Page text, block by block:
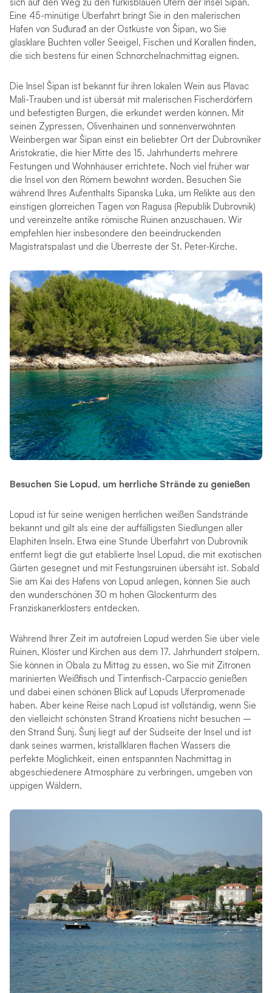
Eine 45-minütige Überfahrt bringt Sie in den malerischen
Hafen von Suđurađ an der Ostküste von Šipan, wo Sie
glasklare Buchten voller Seeigel, Fischen und Korallen finden,
die sich bestens für einen Schnorchelnachmittag eignen.
Die Insel Šipan ist bekannt für ihren lokalen Wein aus Plavac
Mali-Trauben und ist übersät mit malerischen Fischerdörfern
und befestigten Burgen, die erkundet werden können. Mit
seinen Zypressen, Olivenhainen und sonnenverwöhnten
Weinbergen war Šipan einst ein beliebter Ort der Dubrovniker
Aristokratie, die hier Mitte des 15. Jahrhunderts mehrere
Festungen und Wohnhäuser errichtete. Noch viel früher war
die Insel von den Römern bewohnt worden. Besuchen Sie
während Ihres Aufenthalts Sipanska Luka, um Relikte aus den
einstigen glorreichen Tagen von Ragusa (Republik Dubrovnik)
und vereinzelte antike römische Ruinen anzuschauen. Wir
empfehlen hier insbesondere den beeindruckenden
Magistratspalast und die Überreste der St. Peter-Kirche.
Besuchen Sie Lopud, um herrliche Strände zu genießen
Lopud ist für seine wenigen herrlichen weißen Sandstrände
bekannt und gilt als eine der auffälligsten Siedlungen aller
Elaphiten Inseln. Etwa eine Stunde Überfahrt von Dubrovnik
entfernt liegt die gut etablierte Insel Lopud, die mit exotischen
Gärten gesegnet und mit Festungsruinen übersäht ist. Sobald
Sie am Kai des Hafens von Lopud anlegen, können Sie auch
den wunderschönen 30 m hohen Glockenturm des
Franziskanerklosters entdecken.
Während Ihrer Zeit im autofreien Lopud werden Sie über viele
Ruinen, Klöster und Kirchen aus dem 17. Jahrhundert stolpern.
Sie können in Obala zu Mittag zu essen, wo Sie mit Zitronen
marinierten Weißfisch und Tintenfisch-Carpaccio genießen
und dabei einen schönen Blick auf Lopuds Uferpromenade
haben. Aber keine Reise nach Lopud ist vollständig, wenn Sie
den vielleicht schönsten Strand Kroatiens nicht besuchen –
den Strand Šunj. Šunj liegt auf der Südseite der Insel und ist
dank seines warmen, kristallklaren flachen Wassers die
perfekte Möglichkeit, einen entspannten Nachmittag in
abgeschiedenere Atmosphäre zu verbringen, umgeben von
üppigen Wäldern.